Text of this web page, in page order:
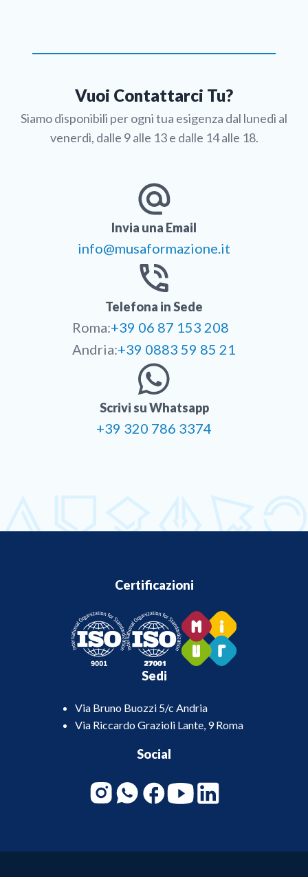
Vuoi Contattarci Tu?
Siamo disponibili per ogni tua esigenza dal lunedì al
venerdì, dalle 9 alle 13 e dalle 14 alle 18.
Invia una Email
info@musaformazione.it
Telefona in Sede
Roma:+39 06 87 153 208
Andria:+39 0883 59 85 21
Scrivi su Whatsapp
+39 320 786 3374
Certificazioni
Sedi
Via Bruno Buozzi 5/c Andria
Via Riccardo Grazioli Lante, 9 Roma
Social